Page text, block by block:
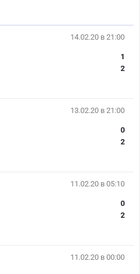
14.02.20 в 21:00
1
2
13.02.20 в 21:00
0
2
11.02.20 в 05:10
0
2
11.02.20 в 00:00